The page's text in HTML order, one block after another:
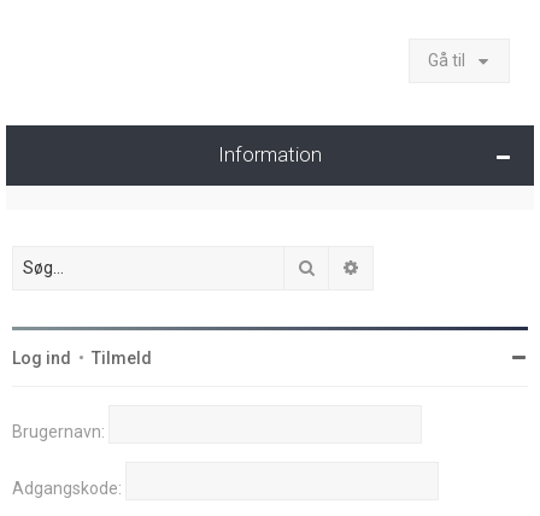
Gå til
Information
Søg
Log ind • Tilmeld
Brugernavn:
Adgangskode: